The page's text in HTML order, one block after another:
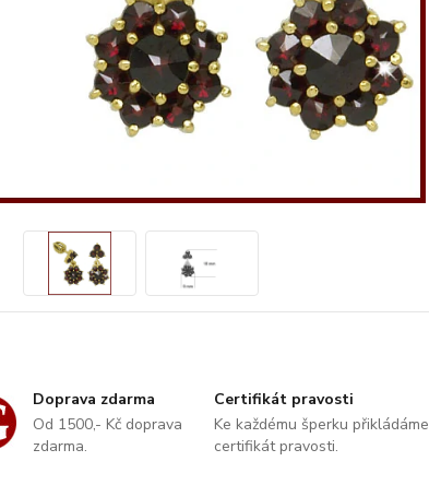
Doprava zdarma
Od 1500,- Kč doprava
zdarma.
Certifikát pravosti
Ke každému šperku přikládáme
certifikát pravosti.